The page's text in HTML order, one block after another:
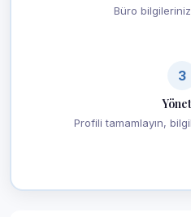
Büro
3
Profili tamamlayın,